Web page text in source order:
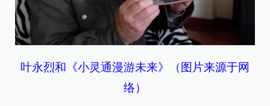
叶永烈和《小灵通漫游未来》（图片来源于网
络）